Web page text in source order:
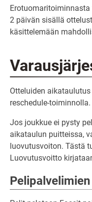
2 päivän sisällä
käsittelemään
Otteluiden
reschedule-toiminnolla.
Jos joukkue ei pysty
aikataulun puitteissa,
luovutusvoiton. Tästä
Luovutusvoitto